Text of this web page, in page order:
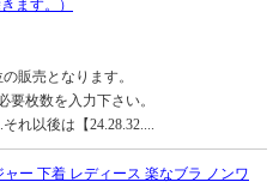
ます。）
販売となります。
要枚数を入力下さい。
れ以後は【24.28.32....
ー 下着 レディース 楽なブラ ノンワ